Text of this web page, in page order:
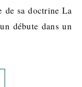
de sa doctrine La
débute dans un